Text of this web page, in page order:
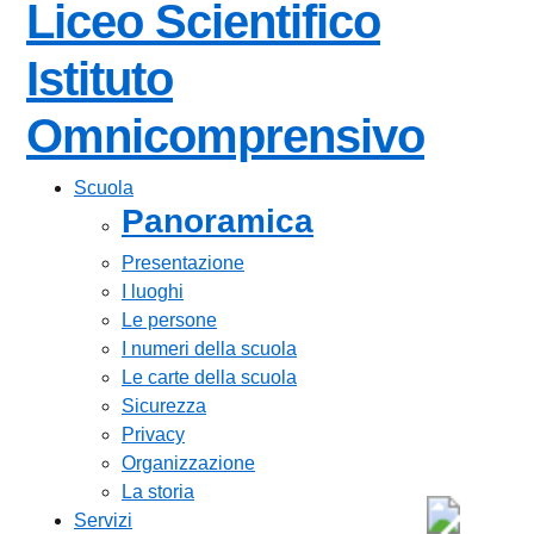
Liceo Scientifico
Istituto
Omnicomprensivo
Scuola
Panoramica
Presentazione
I luoghi
Le persone
I numeri della scuola
Le carte della scuola
Sicurezza
Privacy
Organizzazione
La storia
Servizi